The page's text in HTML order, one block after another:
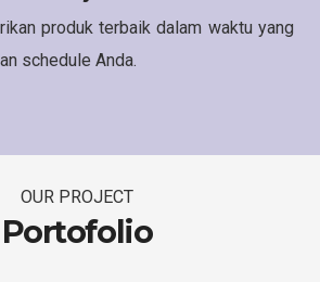
produk terbaik dalam waktu yang
schedule Anda.
OUR PROJECT
Portofolio